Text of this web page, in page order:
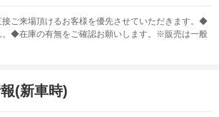
ABS
接ご来場頂けるお客様を優先させていただきます。◆
。◆在庫の有無をご確認お願いします。※販売は一般
(新車時)